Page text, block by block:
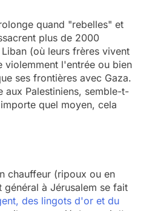
quand "rebelles" et
plus de 2000
(où leurs frères vivent
violemment l'entrée ou bien
ses frontières avec Gaza.
aux Palestiniens, semble-t-
quel moyen, cela
chauffeur (ripoux ou en
général à Jérusalem se fait
des lingots d'or et du